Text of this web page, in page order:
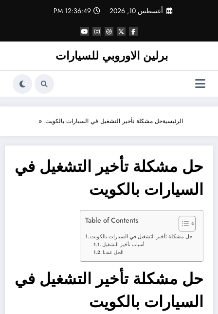
أغسطس 10, 2026 12:36:49 PM
برلين الاوروبي للسيارات
الرئيسيةحل مشكلة تأخير التشغيل في السيارات بالكويت
حل مشكلة تأخير التشغيل في
السيارات بالكويت
Table of Contents
حل مشكلة تأخير التشغيل في السيارات بالكويت
أسباب تأخير التشغيل
الحل عندنا
حل مشكلة تأخير التشغيل في
السيارات بالكويت